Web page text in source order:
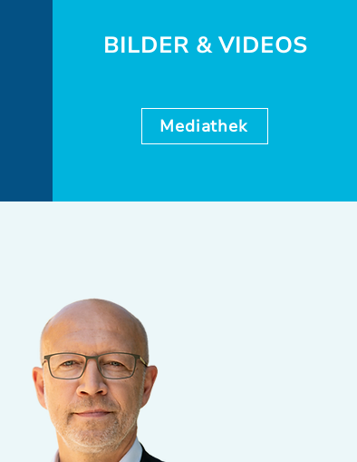
BILDER & VIDEOS
Mediathek